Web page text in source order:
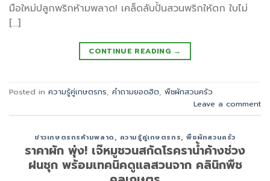
มือใหม่ปลูกพริกห้ามพลาด! เคล็ดลับปั้นสวนพริกให้ดก ใบไม่
[…]
CONTINUE READING →
Posted in ความรู้คู่เกษตรกร, คำถามยอดฮิต, พืชผักสวนครัว
Leave a comment
ข่าวเกษตรกรห้ามพลาด, ความรู้คู่เกษตรกร,พืชผักสวนครัว
ราคาผัก พุ่ง! เจ๊หมูชวนสกัดโรคราน้ำค้างช่วง
ฝนชุก พร้อมเทคนิคดูแลสวนจาก คลินิกพืช